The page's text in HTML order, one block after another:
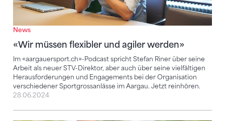
News
«Wir müssen flexibler und agiler werden»
Im «aargauersport.ch»-Podcast spricht Stefan Riner über seine
Arbeit als neuer STV-Direktor, aber auch über seine vielfältigen
Herausforderungen und Engagements bei der Organisation
verschiedener Sportgrossanlässe im Aargau. Jetzt reinhören.
28.06.2024